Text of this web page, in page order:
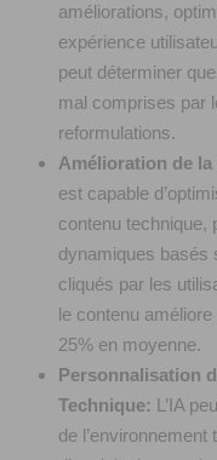
améliorations,
expérience
peut déterminer
mal comprises par
reformulations.
Amélioration de
est capable
contenu technique,
dynamiques basés
cliqués par les
le contenu
25% en moyenne.
Personnalisation
Technique: L’IA
de